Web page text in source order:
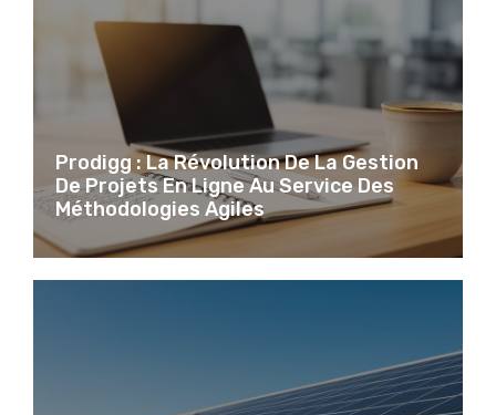
Prodigg : La Révolution De La Gestion
De Projets En Ligne Au Service Des
Méthodologies Agiles